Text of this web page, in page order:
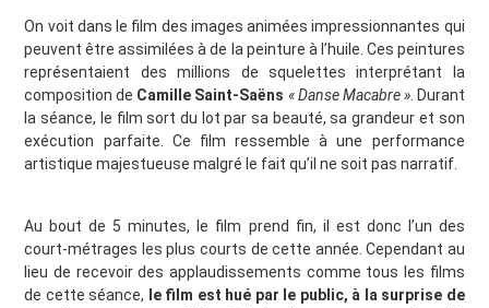
On voit dans le film des images animées impressionnantes qui
peuvent être assimilées à de la peinture à l’huile. Ces peintures
représentaient des millions de squelettes interprétant la
composition de Camille Saint-Saëns « Danse Macabre ». Durant
la séance, le film sort du lot par sa beauté, sa grandeur et son
exécution parfaite. Ce film ressemble à une performance
artistique majestueuse malgré le fait qu’il ne soit pas narratif.
Au bout de 5 minutes, le film prend fin, il est donc l’un des
court-métrages les plus courts de cette année. Cependant au
lieu de recevoir des applaudissements comme tous les films
de cette séance,
le film est hué par le public, à la surprise de